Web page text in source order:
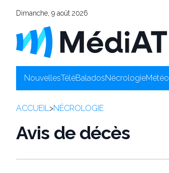
Dimanche, 9 août 2026
NouvellesTéléBaladosNécrologieMétéo
ACCUEIL>NÉCROLOGIE
Avis de décès